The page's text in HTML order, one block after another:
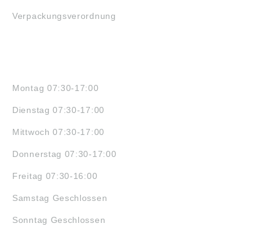
Verpackungsverordnung
Montag 07:30-17:00
Dienstag 07:30-17:00
Mittwoch 07:30-17:00
Donnerstag 07:30-17:00
Freitag 07:30-16:00
Samstag Geschlossen
Sonntag Geschlossen